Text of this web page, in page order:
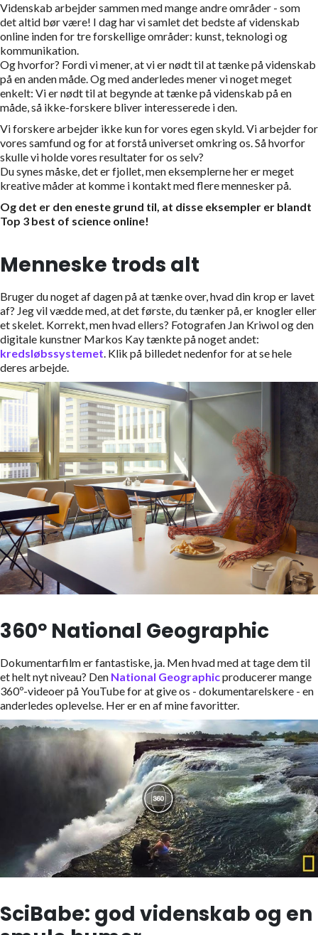
Videnskab arbejder sammen med mange andre områder - som
det altid bør være! I dag har vi samlet det bedste af videnskab
online inden for tre forskellige områder: kunst, teknologi og
kommunikation.
Og hvorfor? Fordi vi mener, at vi er nødt til at tænke på videnskab
på en anden måde. Og med anderledes mener vi noget meget
enkelt: Vi er nødt til at begynde at tænke på videnskab på en
måde, så ikke-forskere bliver interesserede i den.
Vi forskere arbejder ikke kun for vores egen skyld. Vi arbejder for
vores samfund og for at forstå universet omkring os. Så hvorfor
skulle vi holde vores resultater for os selv?
Du synes måske, det er fjollet, men eksemplerne her er meget
kreative måder at komme i kontakt med flere mennesker på.
Og det er den eneste grund til, at disse eksempler er blandt
Top 3 best of science online!
Menneske trods alt
Bruger du noget af dagen på at tænke over, hvad din krop er lavet
af? Jeg vil vædde med, at det første, du tænker på, er knogler eller
et skelet. Korrekt, men hvad ellers? Fotografen Jan Kriwol og den
digitale kunstner Markos Kay tænkte på noget andet:
kredsløbssystemet. Klik på billedet nedenfor for at se hele
deres arbejde.
360º National Geographic
Dokumentarfilm er fantastiske, ja. Men hvad med at tage dem til
et helt nyt niveau? Den National Geographicproducerer mange
360º-videoer på YouTube for at give os - dokumentarelskere - en
anderledes oplevelse. Her er en af mine favoritter.
SciBabe: god videnskab og en